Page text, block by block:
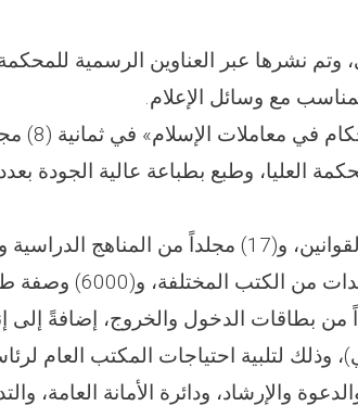
12- تم تنسيق وتصميم كتاب
13- تمّ إعداد وطباعة (10) مجلدات من القوانين، و(17) مجلداً من المناهج
والأنظمة، و(80) مجلداً من بطاقات الدخول والخروج، إضافةً إلى
وذلك لتلبية احتياجات المكتب العام
والإرشاد، ودائرة الأمانة العامة،